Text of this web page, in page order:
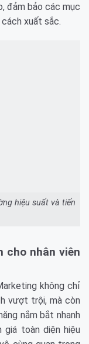
đảm bảo các mục
xuất sắc.
hiệu suất và tiến
cho nhân viên
không chỉ
vượt trội, mà còn
nắm bắt nhanh
toàn diện hiệu